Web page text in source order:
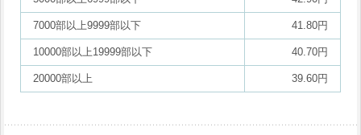
7000部以上9999部以下 41.80円
10000部以上19999部以下 40.70円
20000部以上 39.60円